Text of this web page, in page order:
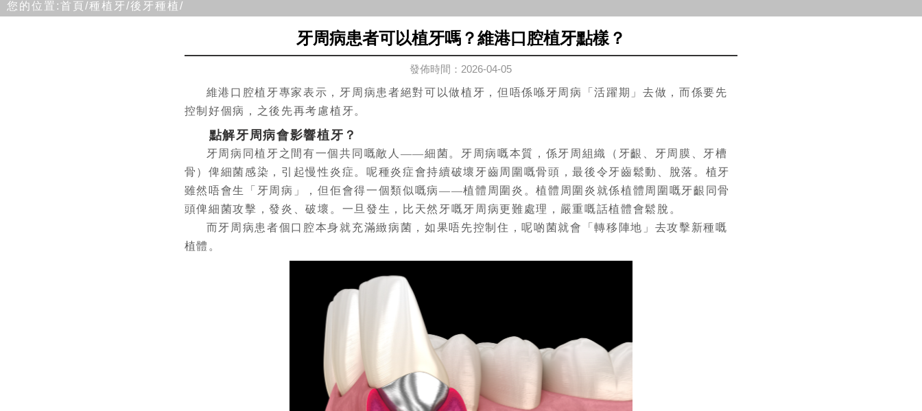
您的位置:首頁/種植牙/後牙種植/
牙周病患者可以植牙嗎？維港口腔植牙點樣？
發佈時間：2026-04-05
維港口腔植牙專家表示，牙周病患者絕對可以做植牙，但唔係喺牙周病「活躍期」去做，而係要先
控制好個病，之後先再考慮植牙。
點解牙周病會影響植牙？
牙周病同植牙之間有一個共同嘅敵人——細菌。牙周病嘅本質，係牙周組織（牙齦、牙周膜、牙槽
骨）俾細菌感染，引起慢性炎症。呢種炎症會持續破壞牙齒周圍嘅骨頭，最後令牙齒鬆動、脫落。植牙
雖然唔會生「牙周病」，但佢會得一個類似嘅病——植體周圍炎。植體周圍炎就係植體周圍嘅牙齦同骨
頭俾細菌攻擊，發炎、破壞。一旦發生，比天然牙嘅牙周病更難處理，嚴重嘅話植體會鬆脫。
而牙周病患者個口腔本身就充滿緻病菌，如果唔先控制住，呢啲菌就會「轉移陣地」去攻擊新種嘅
植體。